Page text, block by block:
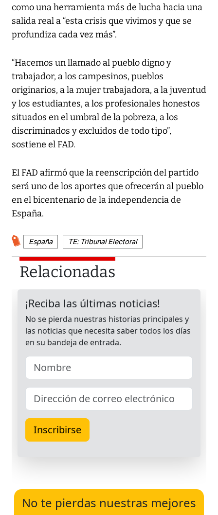
como una herramienta más de lucha hacia una
salida real a “esta crisis que vivimos y que se
profundiza cada vez más”.
“Hacemos un llamado al pueblo digno y
trabajador, a los campesinos, pueblos
originarios, a la mujer trabajadora, a la juventud
y los estudiantes, a los profesionales honestos
situados en el umbral de la pobreza, a los
discriminados y excluidos de todo tipo”,
sostiene el FAD.
El FAD afirmó que la reenscripción del partido
será uno de los aportes que ofrecerán al pueblo
en el bicentenario de la independencia de
España.
España TE: Tribunal Electoral
Relacionadas
No te pierdas nuestras mejores